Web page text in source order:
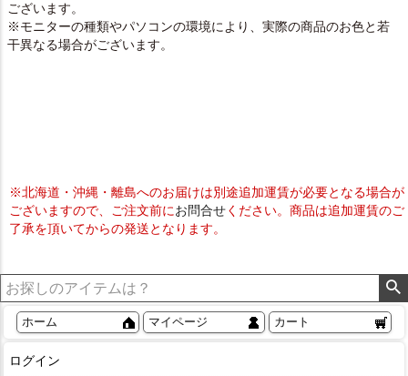
ございます。
※モニターの種類やパソコンの環境により、実際の商品のお色と若
干異なる場合がございます。
※北海道・沖縄・離島へのお届けは別途追加運賃が必要となる場合が
ございますので、ご注文前にお問合せください。商品は追加運賃のご
了承を頂いてからの発送となります。
ホーム マイページ カート
ログイン